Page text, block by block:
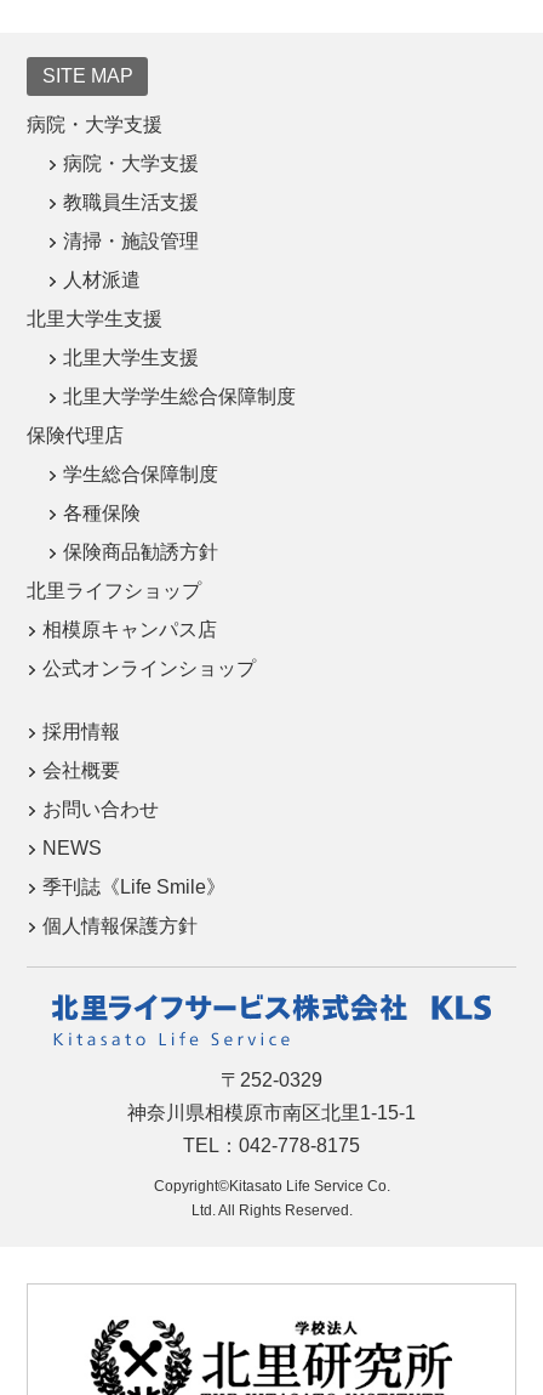
SITE MAP
病院・大学支援
病院・大学支援
教職員生活支援
清掃・施設管理
人材派遣
北里大学生支援
北里大学生支援
北里大学学生総合保障制度
保険代理店
学生総合保障制度
各種保険
保険商品勧誘方針
北里ライフショップ
相模原キャンパス店
公式オンラインショップ
採用情報
会社概要
お問い合わせ
NEWS
季刊誌《Life Smile》
個人情報保護方針
〒252-0329
神奈川県相模原市南区北里1-15-1
TEL：042-778-8175
Copyright©Kitasato Life Service Co.
Ltd. All Rights Reserved.